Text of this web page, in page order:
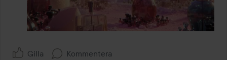
Gilla Kommentera